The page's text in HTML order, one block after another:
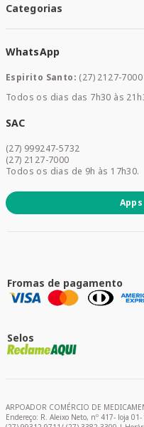
Santa Mais Convenios
Meus Pedidos
Categorias
Saúde e Bem-estar
Mamães e Bebê
Dermocosméticos
Promoções
WhatsApp
Espirito Santo: (27) 2127-7000
Todos os dias das 7h30 às
SAC
(27) 999247-5732
(27) 2127-7000
Todos os dias de 9h às 17h30.
Fromas de pagamento
Selos
ARPOADOR COMÉRCIO DE
Endereço: R. Aleixo Neto, nº 417- loja